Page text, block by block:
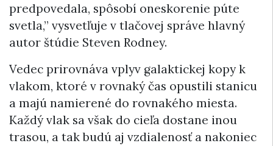
predpovedala, spôsobí oneskorenie púte
svetla,” vysvetľuje v tlačovej správe hlavný
autor štúdie Steven Rodney.
Vedec prirovnáva vplyv galaktickej kopy k
vlakom, ktoré v rovnaký čas opustili stanicu
a majú namierené do rovnakého miesta.
Každý vlak sa však do cieľa dostane inou
trasou, a tak budú aj vzdialenosť a nakoniec